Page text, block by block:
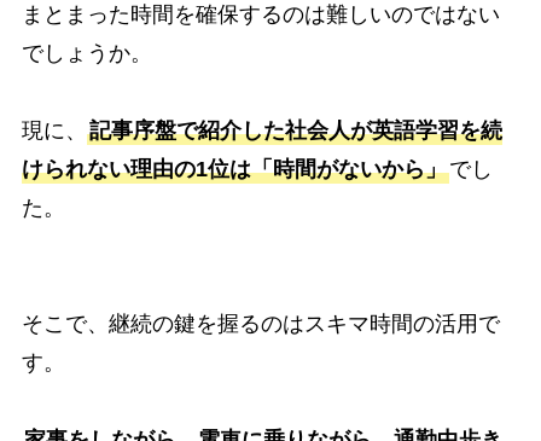
まとまった時間を確保するのは難しいのではない
でしょうか。
現に、 記事序盤で紹介した社会人が英語学習を続
けられない理由の1位は「時間がないから」でし
た。
そこで、継続の鍵を握るのはスキマ時間の活用で
す。